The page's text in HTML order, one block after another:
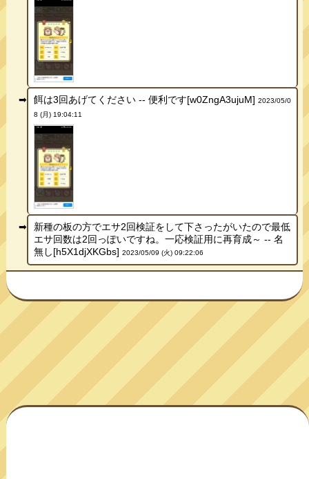
餌は3回あげてください -- 便利です[w0ZngA3ujuM] 2023/05/0
8 (月) 19:04:11
新種の板の方でエサ2回検証をして下さったがいたので最低
エサ回数は2回っぽいですね。一応検証用に再育成～ -- 名
無し[h5X1djXKGbs] 2023/05/09 (火) 09:22:06